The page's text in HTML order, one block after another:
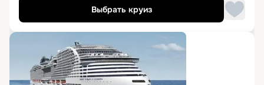
Выбрать круиз